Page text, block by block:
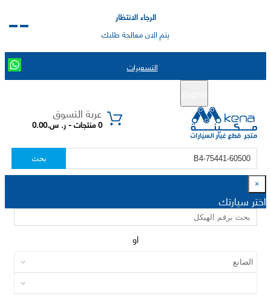
الرجاء الانتظار
يتم الان معالجة طلبك
التسعيرات
عربة التسوق
0 منتجات - ر. س.0.00
بحث
×
اختر سيارتك
او